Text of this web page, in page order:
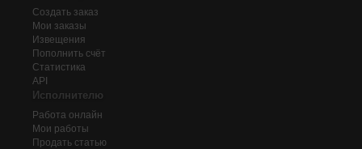
Создать заказ
Мои заказы
Извещения
Пополнить счёт
Статистика
API
Исполнителю
Работа онлайн
Мои работы
Продать статью